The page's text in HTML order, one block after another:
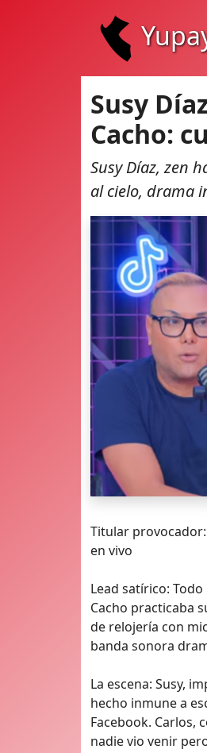
Susy
Cacho:
Susy Díaz, zen
al cielo, drama
Titular
en vivo
Lead satírico:
Cacho practicaba
de relojería con
banda sonora
La escena: Susy,
hecho inmune a
Facebook. Carlos,
nadie vio venir